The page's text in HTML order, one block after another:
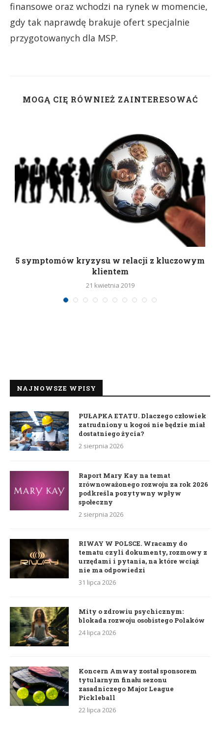
finansowe oraz wchodzi na rynek w momencie,
gdy tak naprawdę brakuje ofert specjalnie
przygotowanych dla MSP.
MOGĄ CIĘ RÓWNIEŻ ZAINTERESOWAĆ
5 symptomów kryzysu w relacji z kluczowym
klientem
21 kwietnia 2019
NAJNOWSZE WPISY
PUŁAPKA ETATU. Dlaczego człowiek
zatrudniony u kogoś nie będzie miał
dostatniego życia?
2 sierpnia 2026
Raport Mary Kay na temat
zrównoważonego rozwoju za rok 2026
podkreśla pozytywny wpływ
społeczny
2 sierpnia 2026
RIWAY W POLSCE. Wracamy do
tematu czyli dokumenty, rozmowy z
urzędami i pytania, na które wciąż
nie ma odpowiedzi
31 lipca 2026
Mity o zdrowiu psychicznym:
blokada rozwoju osobistego Polaków
24 lipca 2026
Koncern Amway został sponsorem
tytularnym finału sezonu
zasadniczego Major League
Pickleball
22 lipca 2026